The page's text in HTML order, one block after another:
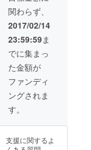
「超！！スペ
シャルサンクス
個人協賛」とし
て、お名前をグ
ループ展示 ③
オープニング
パーティーご招
待 2017年２月
17日 20:00〜
21:00 予定
がございます。
ご了承くださ
い。 ※写真は最
のまま手渡しで
も可能 ※お持ち
帰り出来ない場
合は発送いたし
ます（送料込
み） ※展示した
状態そのままで
すので額装や台
紙がない写真も
ございます ②会
場内に、「超ハ
イパーセレブ個
関わらず、
2017/02/14
23:59:59ま
でに集まっ
た金額が
ファンディ
ングされま
す。
支援に関するよ